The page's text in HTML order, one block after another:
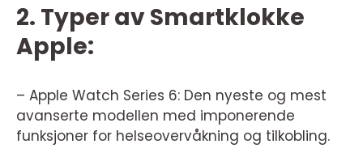
2. Typer av Smartklokke
Apple:
– Apple Watch Series 6: Den nyeste og mest
avanserte modellen med imponerende
funksjoner for helseovervåkning og tilkobling.